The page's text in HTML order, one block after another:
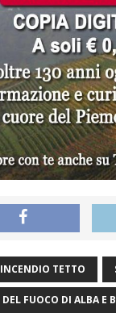
INCENDIO TETTO
FUOCO DI ALBA E